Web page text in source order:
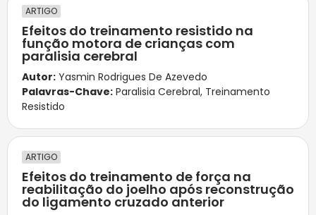
ARTIGO
Efeitos do treinamento resistido na
função motora de crianças com
paralisia cerebral
Autor: Yasmin Rodrigues De Azevedo
Palavras-Chave: Paralisia Cerebral, Treinamento
Resistido
ARTIGO
Efeitos do treinamento de força na
reabilitação do joelho após reconstrução
do ligamento cruzado anterior